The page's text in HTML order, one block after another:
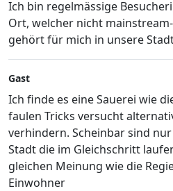
Ich bin regelmässige
Ort, welcher nicht
gehört für mich in unsere
Gast
Ich finde es eine Sauerei wie
faulen Tricks versucht
verhindern. Scheinbar sind
Stadt die im Gleichschritt
gleichen Meinung wie die
Einwohner